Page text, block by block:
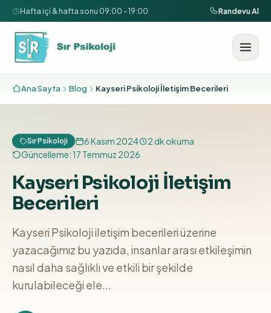
İçeriğe geç
Hafta içi & hafta sonu 09:00 - 19:00 Randevu Al
Ana Sayfa Blog Kayseri Psikoloji İletişim Becerileri
Sır Psikoloji 6 Kasım 2024 2dk okuma
Güncelleme:17 Temmuz 2026
Kayseri Psikoloji İletişim
Becerileri
Kayseri Psikoloji iletişim becerileri üzerine
yazacağımız bu yazıda, insanlar arası etkileşimin
nasıl daha sağlıklı ve etkili bir şekilde
kurulabileceği ele...